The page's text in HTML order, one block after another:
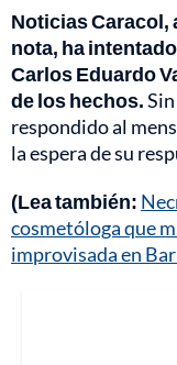
Noticias Caracol,
nota, ha
Carlos Eduardo
de los hechos.
respondido al
la espera de su
(Lea también:
cosmetóloga que
improvisada en